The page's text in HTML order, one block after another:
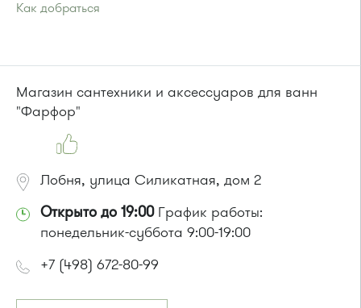
Как добраться
Маршрутка № 721м
или до остановки"Новокрюковская улица":
Автобус № 5, 16, 17, 18, 20, 22.
Маршрутка № 164, 416м, 417м, 460м, 479м, 707м
Магазин сантехники и аксессуаров для ванн
"Фарфор"
Лобня, улица Силикатная, дом 2
Открыто до 19:00График работы:
понедельник-суббота 9:00-19:00
+7 (498) 672-80-99